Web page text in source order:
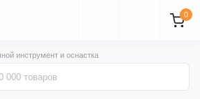
инструмент и оснастка
0